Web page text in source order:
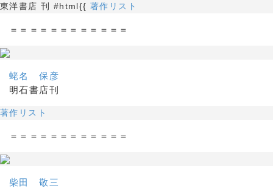
東洋書店 刊 #html{{ 著作リスト
＝＝＝＝＝＝＝＝＝＝＝＝
蛯名 保彦
明石書店刊
著作リスト
＝＝＝＝＝＝＝＝＝＝＝＝
柴田 敬三